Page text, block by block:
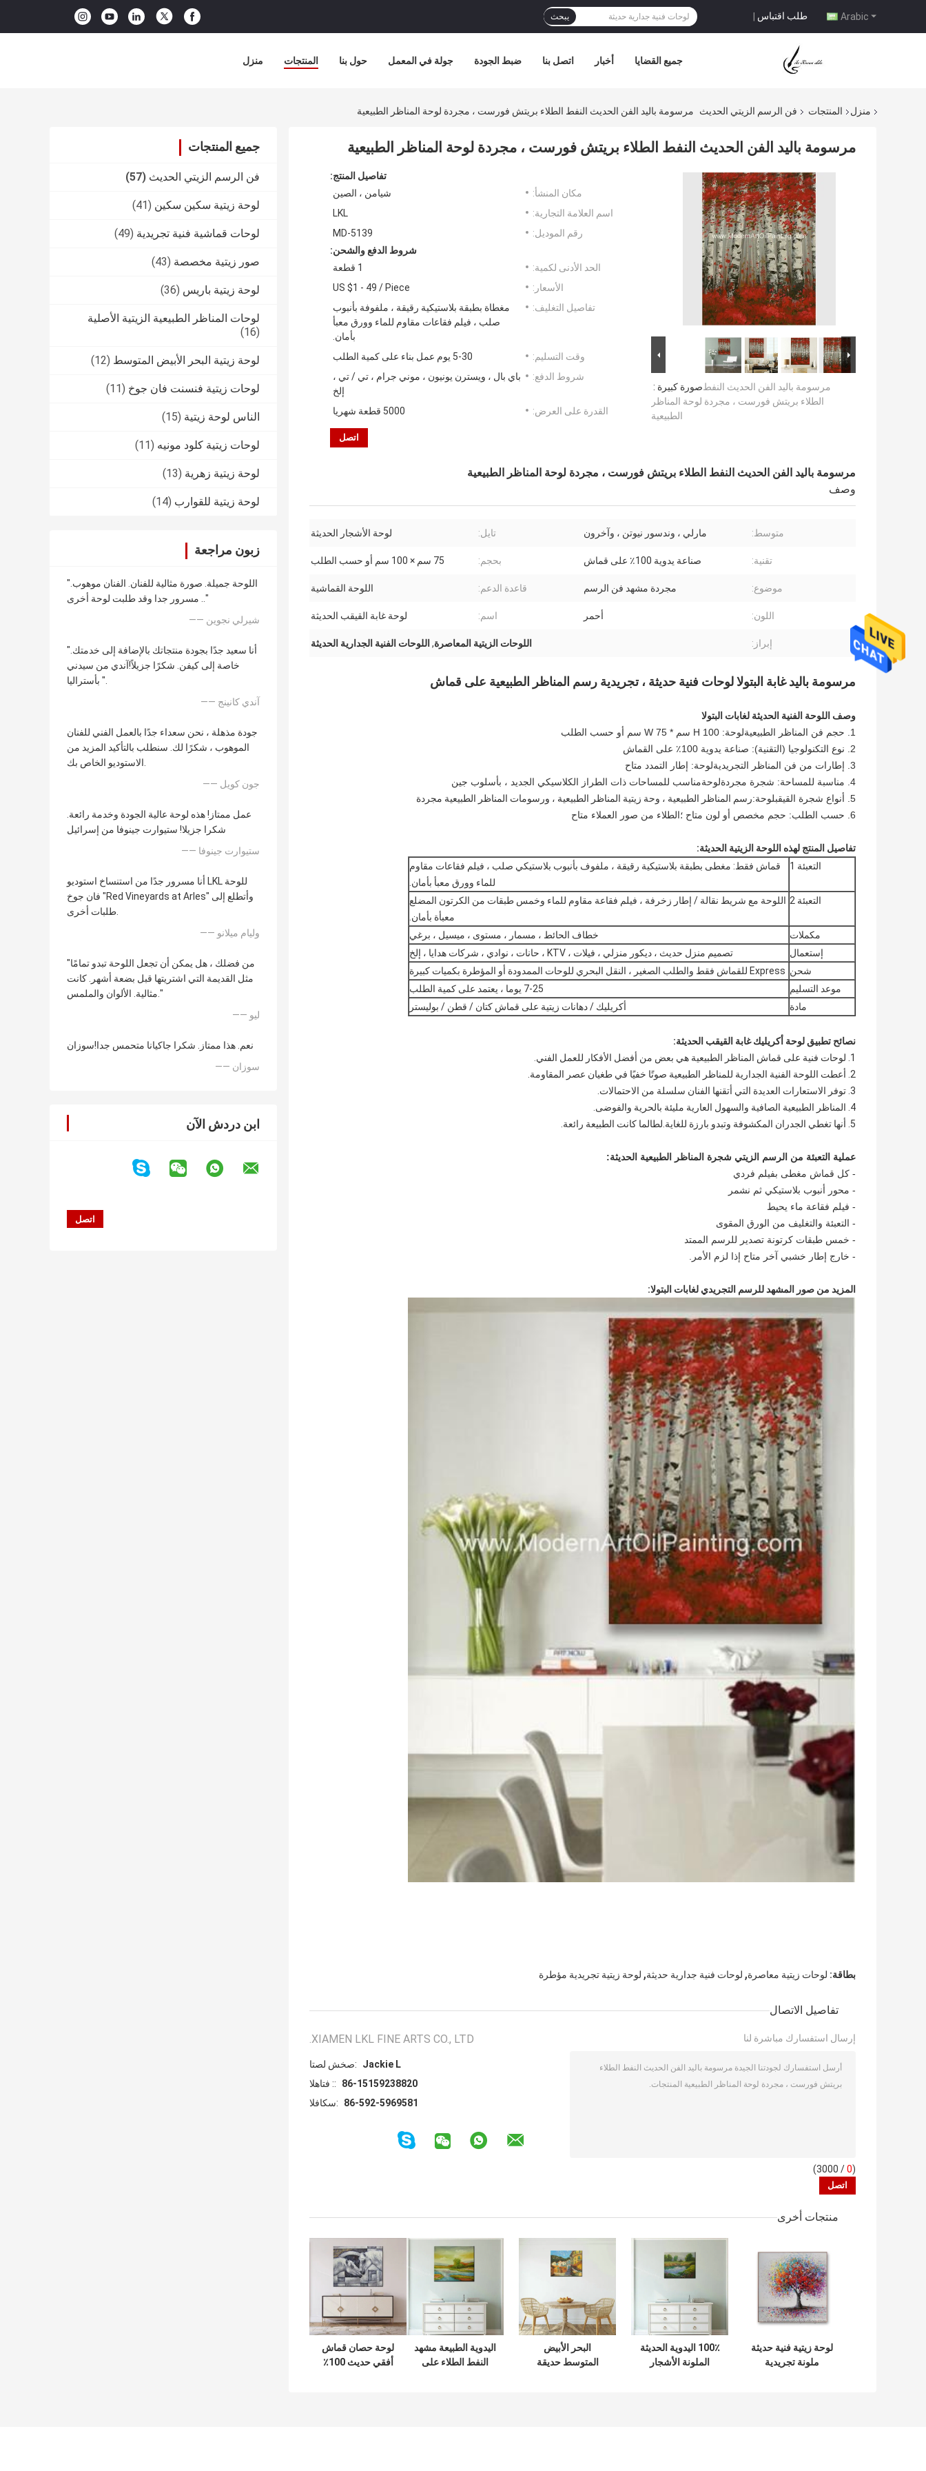
Arabic طلب اقتباس | يبحث
منزل المنتجات حول بنا جولة في المعمل ضبط الجودة اتصل بنا أخبار جميع القضايا
منزل المنتجات فن الرسم الزيتي الحديث مرسومة باليد الفن الحديث النفط الطلاء بريتش فورست ، مجردة لوحة المناظر الطبيعية
جميع المنتجات
فن الرسم الزيتي الحديث (57)
لوحة زيتية سكين سكين (41)
لوحات قماشية فنية تجريدية (49)
صور زيتية مخصصة (43)
لوحة زيتية باريس (36)
لوحات المناظر الطبيعية الزيتية الأصلية
(16)
لوحة زيتية البحر الأبيض المتوسط (12)
لوحات زيتية فنسنت فان جوخ (11)
الناس لوحة زيتية (15)
لوحات زيتية كلود مونيه (11)
لوحة زيتية زهرية (13)
لوحة زيتية للقوارب (14)
زبون مراجعة
"اللوحة جميلة. صورة مثالية للفنان. الفنان موهوب.
مسرور جدا وقد طلبت لوحة أخرى .."
—— شيرلي نجوين
"أنا سعيد جدًا بجودة منتجاتك بالإضافة إلى خدمتك.
خاصة إلى كيفن. شكرًا جزيلاً!آندي من سيدني
بأستراليا ".
—— آندي كانينج
جودة مذهلة ، نحن سعداء جدًا بالعمل الفني للفنان
الموهوب ، شكرًا لك. سنطلب بالتأكيد المزيد من
الاستوديو الخاص بك.
—— جون كويل
عمل ممتاز! هذه لوحة عالية الجودة وخدمة رائعة.
شكرا جزيلا! ستيوارت جينوفا من إسرائيل
—— ستيوارت جينوفا
أنا مسرور جدًا من استنساخ استوديو LKL للوحة
فان جوخ "Red Vineyards at Arles" وأتطلع إلى
طلبات أخرى.
—— وليام ميلانو
"من فضلك ، هل يمكن أن تجعل اللوحة تبدو تمامًا
مثل القديمة التي اشتريتها قبل بضعة أشهر. كانت
مثالية. الألوان والملمس."
—— ليو
نعم. هذا ممتاز. شكرا جاكيانا متحمس جدا!سوزان
—— سوزان
ابن دردش الآن
مرسومة باليد الفن الحديث النفط الطلاء بريتش فورست ، مجردة لوحة المناظر الطبيعية
صورة كبيرة :مرسومة باليد الفن الحديث النفط
الطلاء بريتش فورست ، مجردة لوحة المناظر
الطبيعية
تفاصيل المنتج:
مكان المنشأ:
شيامن ، الصين
اسم العلامة التجارية:
LKL
رقم الموديل:
MD-5139
شروط الدفع والشحن:
الحد الأدنى لكمية:
1 قطعة
الأسعار:
US $1 - 49 / Piece
تفاصيل التغليف:
مغطاة بطبقة بلاستيكية رقيقة ، ملفوفة بأنبوب
صلب ، فيلم فقاعات مقاوم للماء وورق معبأ
بأمان.
وقت التسليم:
5-30 يوم عمل بناء على كمية الطلب
شروط الدفع:
باي بال ، ويسترن يونيون ، موني جرام ، تي / تي ،
إلخ
القدرة على العرض:
5000 قطعة شهريا
اتصل
مرسومة باليد الفن الحديث النفط الطلاء بريتش فورست ، مجردة لوحة المناظر الطبيعية
وصف
متوسط: مارلي ، وندسور نيوتن ، وآخرون تايل: لوحة الأشجار الحديثة
تقنية: صناعة يدوية 100٪ على قماش بحجم: 75 سم × 100 سم أو حسب الطلب
موضوع: مجردة مشهد فن الرسم قاعدة الدعم: اللوحة القماشية
اللون: أحمر اسم: لوحة غابة القيقب الحديثة
إبراز: اللوحات الزيتية المعاصرة, اللوحات الفنية الجدارية الحديثة
مرسومة باليد غابة البتولا لوحات فنية حديثة ، تجريدية رسم المناظر الطبيعية على قماش
وصف اللوحة الفنية الحديثة لغابات البتولا
1. حجم فن المناظر الطبيعية
لوحة: H 100 سم * W 75 سم أو حسب الطلب
2. نوع التكنولوجيا (التقنية): صناعة يدوية 100٪ على القماش
3. إطارات من فن المناظر التجريدية
لوحة: إطار التمدد متاح
4. مناسبة للمساحة: شجرة مجردة
لوحةمناسب للمساحات ذات الطراز الكلاسيكي الجديد ، بأسلوب جين
5. أنواع شجرة القيقب
لوحة:رسم المناظر الطبيعية ، وحة زيتية المناظر الطبيعية ، ورسومات المناظر الطبيعية مجردة
6. حسب الطلب: حجم مخصص أو لون متاح ؛الطلاء من صور العملاء متاح
تفاصيل المنتج لهذه اللوحة الزيتية الحديثة:
التعبئة 1
قماش فقط: مغطى بطبقة بلاستيكية رقيقة ، ملفوف بأنبوب بلاستيكي صلب ، فيلم فقاعات مقاوم
للماء وورق معبأ بأمان.
التعبئة 2
اللوحة مع شريط نقالة / إطار زخرفة ، فيلم فقاعة مقاوم للماء وخمس طبقات من الكرتون المضلع
معبأة بأمان.
مكملات
خطاف الحائط ، مسمار ، مستوى ، ميسيل ، برغي
إستعمال
تصميم منزل حديث ، ديكور منزلي ، فيلات ، KTV ، حانات ، نوادي ، شركات هدايا ، إلخ
شحن Express للقماش فقط والطلب الصغير ، النقل البحري للوحات الممدودة أو المؤطرة بكميات كبيرة
موعد التسليم
7-25 يوما ، يعتمد على كمية الطلب
مادة
أكريليك / دهانات زيتية على قماش كتان / قطن / بوليستر
نصائح تطبيق لوحة أكريليك غابة القيقب الحديثة:
1. لوحات فنية على قماش المناظر الطبيعية هي بعض من أفضل الأفكار للعمل الفني.
2. أعطت اللوحة الفنية الجدارية للمناظر الطبيعية صوتًا خفيًا في طغيان عصر المقاومة.
3. توفر الاستعارات العديدة التي أتقنها الفنان سلسلة من الاحتمالات.
4. المناظر الطبيعية الصافية والسهول العارية مليئة بالحرية والفوضى.
5. أنها تغطي الجدران المكشوفة وتبدو بارزة للغاية.لطالما كانت الطبيعة رائعة.
عملية التعبئة من الرسم الزيتي شجرة المناظر الطبيعية الحديثة:
- كل قماش مغطى بفيلم فردي
- محور أنبوب بلاستيكي ثم نشمر
- فيلم فقاعة ماء يحيط
- التعبئة والتغليف من الورق المقوى
- خمس طبقات كرتونة تصدير للرسم الممتد
- خارج إطار خشبي آخر متاح إذا لزم الأمر.
المزيد من صور المشهد للرسم التجريدي لغابات البتولا:
بطاقة: لوحات زيتية معاصرة, لوحات فنية جدارية حديثة, لوحة زيتية تجريدية مؤطرة
تفاصيل الاتصال
XIAMEN LKL FINE ARTS CO., LTD.
اتصل شخص:
Jackie L
الهاتف ::
86-15159238820
الفاكس:
86-592-5969581
إرسال استفسارك مباشرة لنا
(
0
/ 3000)
منتجات أخرى
لوحة زيتية فنية حديثة
ملونة تجريدية
100٪ اليدوية الحديثة
الملونة الأشجار
البحر الأبيض
المتوسط ​​حديقة
اليدوية الطبيعة مشهد
النفط الطلاء على
لوحة حصان قماش
أفقي حديث 100٪